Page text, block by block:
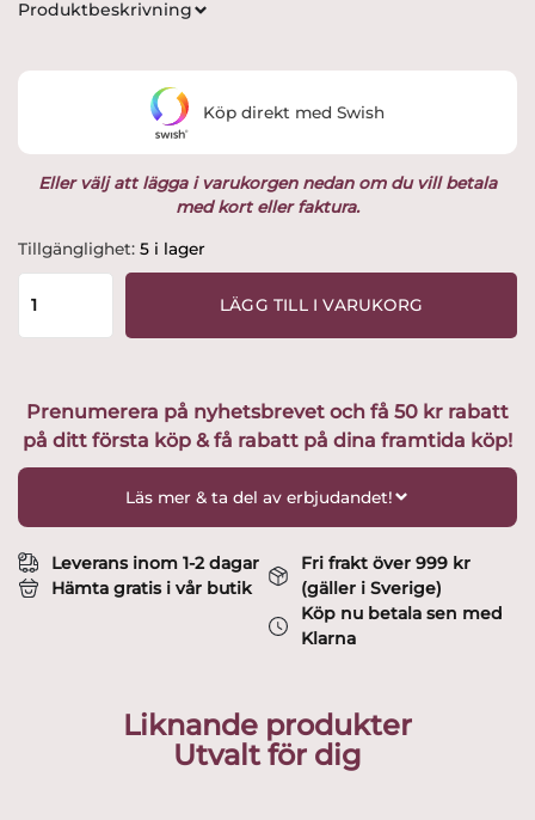
var:
1,795 kr.1,499 kr.
Produktbeskrivning
Eller välj att lägga i varukorgen nedan om du vill betala
med kort eller faktura.
Tillgänglighet: 5 i lager
Arabia
-
Mumin
Moomin
st
Tallrikar
Tove
Jansson
LÄGG TILL I VARUKORG
Köp direkt med Swish
Prenumerera på nyhetsbrevet och få 50 kr rabatt
på ditt första köp & få rabatt på dina framtida köp!
Läs mer & ta del av erbjudandet!
Leverans inom 1-2 dagar
Hämta gratis i vår butik
Fri frakt över 999 kr
(gäller i Sverige)
Köp nu betala sen med
Klarna
Liknande produkter
Utvalt för dig